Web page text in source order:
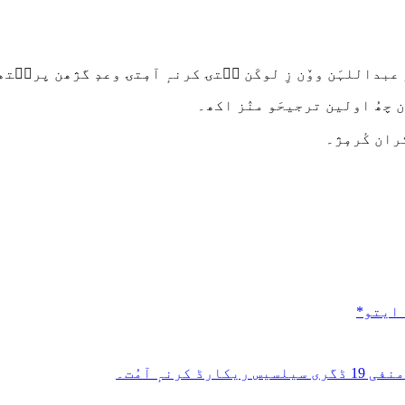
عبداللہَن ووٚن زِ لوکَن سۭتۍ کرنہٕ آمٕتۍ وعدٕ گژھن
چھُ اولین ترجیحَو منٛز اکھ۔
کٔرمٕژ۔
ایتو*
آمُت۔